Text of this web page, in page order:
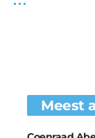
Meest